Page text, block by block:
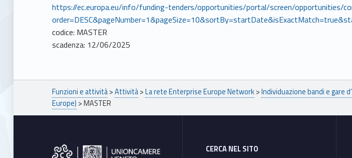
https://ec.europa.eu/info/funding-tenders/opportunities/portal/screen/opportunities/
codice: MASTER
scadenza: 12/06/2025
Breadcrumbs navigation
Funzioni e attività>Attività>La rete Enterprise Europe Network>Individuazione bandi e gare
Europe) >MASTER
Footer sidebar
CERCA NEL SITO